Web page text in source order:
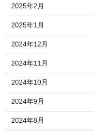
2025年2月
2025年1月
2024年12月
2024年11月
2024年10月
2024年9月
2024年8月